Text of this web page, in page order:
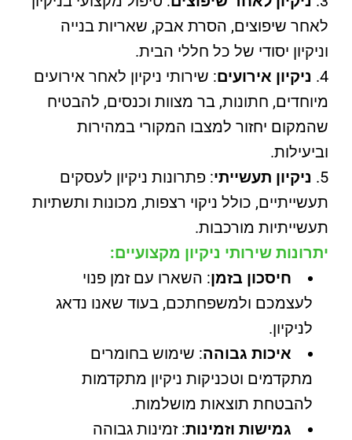
לאחר שיפוצים, הסרת אבק, שאריות בנייה
וניקיון יסודי של כל חללי הבית.
ניקיון אירועים: שירותי ניקיון לאחר אירועים
מיוחדים, חתונות, בר מצוות וכנסים, להבטיח
שהמקום יחזור למצבו המקורי במהירות
וביעילות.
ניקיון תעשייתי: פתרונות ניקיון לעסקים
תעשייתיים, כולל ניקוי רצפות, מכונות ותשתיות
תעשייתיות מורכבות.
יתרונות שירותי ניקיון מקצועיים:
חיסכון בזמן: השארו עם זמן פנוי
לעצמכם ולמשפחתכם, בעוד שאנו נדאג
לניקיון.
איכות גבוהה: שימוש בחומרים
מתקדמים וטכניקות ניקיון מתקדמות
להבטחת תוצאות מושלמות.
גמישות וזמינות: זמינות גבוהה